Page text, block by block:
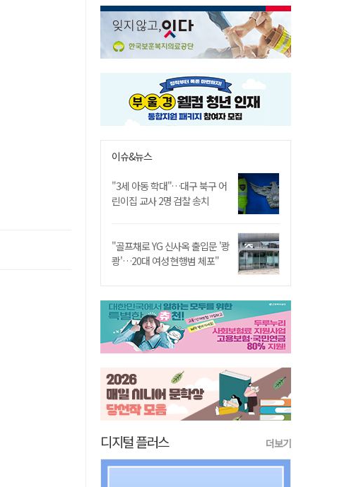
이슈&뉴스
"3세 아동 학대"…대구 북구 어
린이집 교사 2명 검찰 송치
"골프채로 YG 신사옥 출입문 '쾅
쾅'…20대 여성 현행범 체포"
디지털 플러스 더보기